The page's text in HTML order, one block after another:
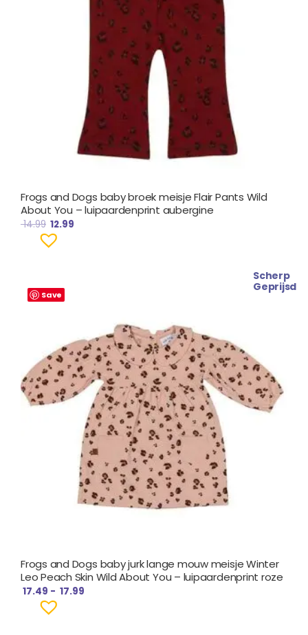
Frogs and Dogs baby broek meisje Flair Pants Wild
About You – luipaardenprint aubergine
14.99 12.99
Save
Scherp
Geprijsd
Frogs and Dogs baby jurk lange mouw meisje Winter
Leo Peach Skin Wild About You – luipaardenprint roze
17.49 - 17.99